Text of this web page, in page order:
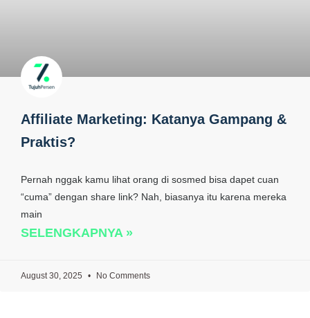
Affiliate Marketing: Katanya Gampang &
Praktis?
Pernah nggak kamu lihat orang di sosmed bisa dapet cuan
“cuma” dengan share link? Nah, biasanya itu karena mereka
main
SELENGKAPNYA »
August 30, 2025 No Comments